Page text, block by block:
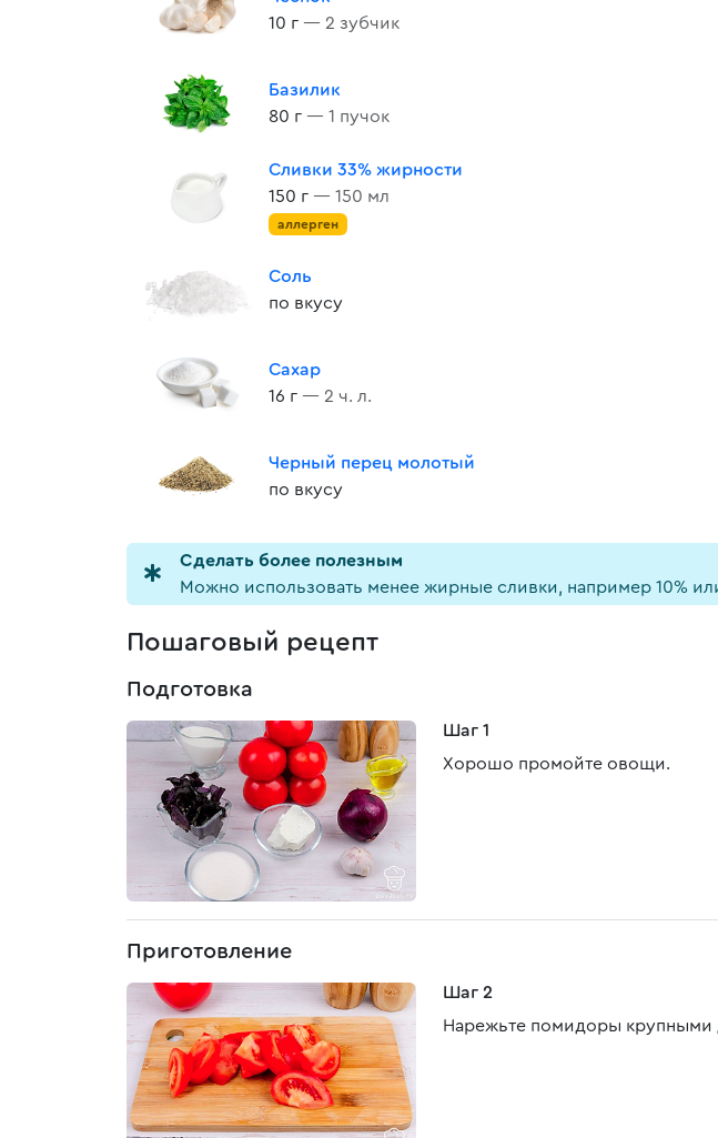
10 г — 2 зубчик
Базилик
80 г — 1 пучок
Сливки 33% жирности
150 г — 150 мл
аллерген
Соль
по вкусу
Сахар
16 г — 2 ч. л.
Черный перец молотый
по вкусу
Cделать более полезным
Можно использовать менее жирные сливки, например 10%
Пошаговый рецепт
Подготовка
Шаг 1
Хорошо промойте овощи.
Приготовление
Шаг 2
Нарежьте помидоры крупными